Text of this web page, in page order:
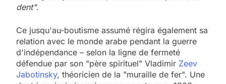
dent".
Ce jusqu'au-boutisme assumé régira également sa
relation avec le monde arabe pendant la guerre
d'indépendance – selon la ligne de fermeté
défendue par son "père spirituel" Vladimir Zeev
Jabotinsky, théoricien de la "muraille de fer". Une